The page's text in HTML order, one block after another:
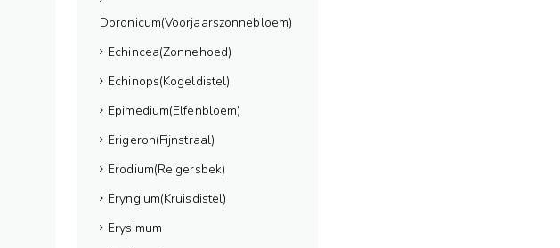
Doronicum(Voorjaarszonnebloem)
Echincea(Zonnehoed)
Echinops(Kogeldistel)
Epimedium(Elfenbloem)
Erigeron(Fijnstraal)
Erodium(Reigersbek)
Eryngium(Kruisdistel)
Erysimum